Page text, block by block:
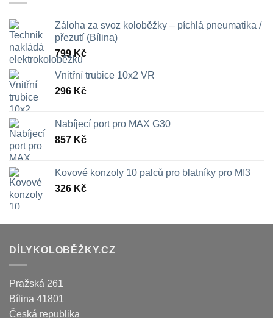
Záloha za svoz koloběžky – píchlá pneumatika /
přezutí (Bílina)
799Kč
Vnitřní trubice 10x2 VR
296 Kč
Nabíjecí port pro MAX G30
857 Kč
Kovové konzoly 10 palců pro blatníky pro MI3
326 Kč
DÍLYKOLOBĚŽKY.CZ
Pražská 261
Bílina 41801
Česká republika